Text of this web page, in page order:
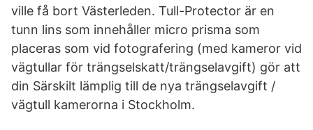
ville få bort Västerleden. Tull-Protector är en
tunn lins som innehåller micro prisma som
placeras som vid fotografering (med kameror vid
vägtullar för trängselskatt/trängselavgift) gör att
din Särskilt lämplig till de nya trängselavgift /
vägtull kamerorna i Stockholm.